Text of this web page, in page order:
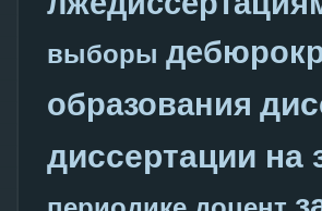
выборы
образования
диссертации на